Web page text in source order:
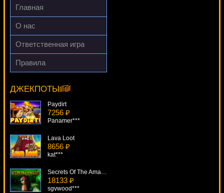
SmileLow***
Главная
О нас
Ответственная игра
Правила
ДЖЕКПОТЫ
Monster Lab
loto***
Paydirt
7256 ₽
Panamer***
Lava Loot
8656 ₽
kat***
Secrets Of The Amazon
18133 ₽
sgvwood***